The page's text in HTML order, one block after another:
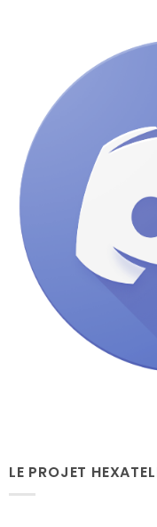
LE PROJET